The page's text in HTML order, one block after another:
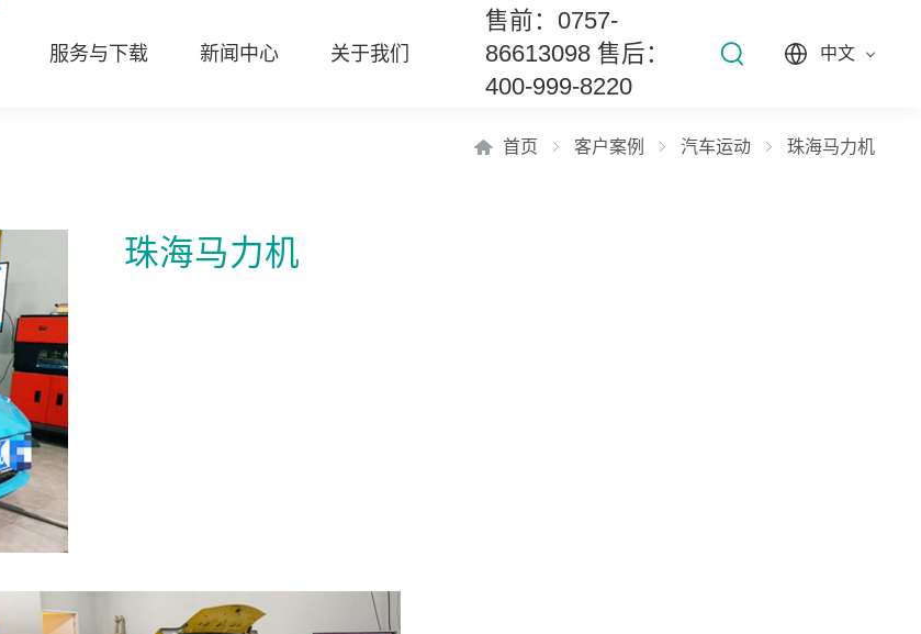
服务与下载 新闻中心 关于我们
售前：0757-
86613098 售后：
400-999-8220
中文
首页 客户案例 汽车运动 珠海马力机
珠海马力机